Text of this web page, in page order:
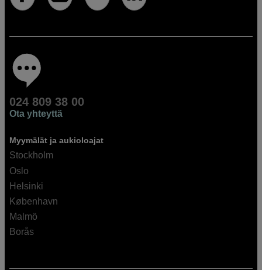
024 809 38 00
Ota yhteyttä
Myymälät ja aukioloajat
Stockholm
Oslo
Helsinki
København
Malmö
Borås